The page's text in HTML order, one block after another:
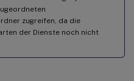
zugreifen, da die
der Dienste noch nicht